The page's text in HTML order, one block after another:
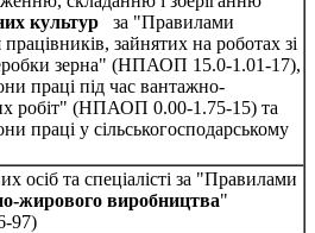
культур за "Правилами
зайнятих на роботах зі
зерна" (НПАОП 15.0-1.01-17),
праці під час вантажно-
робіт" (НПАОП 0.00-1.75-15) та
праці у сільськогосподарському
осіб та спеціалісті за "Правилами
жирового виробництва"
97)